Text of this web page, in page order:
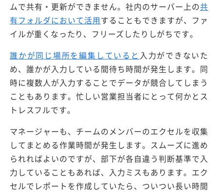
ムで共有・更新ができません。社内のサーバー上の共
有フォルダにおいて活用することもできますが、ファ
イルが重くなったり、フリーズしたりしがちです。
誰かが同じ場所を編集していると 入力ができないた
め、誰かが入力している間待ち時間が発生します。同
時に複数人が入力することでデータが競合してしまう
こともあります。忙しい営業担当者にとって何かとス
トレスフルです。
マネージャーも、チームのメンバーのエクセルを収集
してまとめる作業時間が発生します。スムーズに進め
られればよいのですが、部下が各自違う判断基準で入
力していることもあれば、入力ミスもあります。エク
セルでレポートを作成していたら、ついつい長い時間